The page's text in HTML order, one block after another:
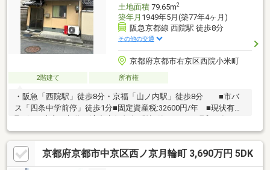
土地面積79.65m2
築年月 1949年5月(築77年4ヶ月)
阪急京都線 西院駅 徒歩8分
その他の交通
京都府京都市右京区西院小米町
2階建て 所有権
・阪急「西院駅」徒歩8分・京福「山ノ内駅」徒歩8分 ■市バ
ス「四条中学前停」徒歩1分■固定資産税:32600円/年 ■現状有姿
増改築されていますが、築年数は不詳です。■■■お家の事ならア
フターホームにお任せください■■■京都を中心とした地域密着型
の不動産業者です。新築・中古・土地・マンション・リフォー
ム・建築・住み替えの相談など、お気軽にご相談下さい！！お家
京都府京都市中京区西ノ京月輪町 3,690万円 5DK